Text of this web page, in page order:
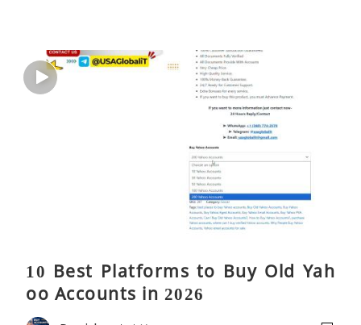
10 Best Platforms to Buy Old Yah
oo Accounts in 2026